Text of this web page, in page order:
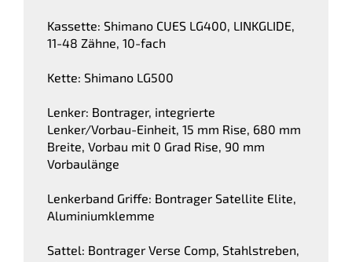
Kassette: Shimano CUES LG400, LINKGLIDE,
11-48 Zähne, 10-fach
Kette: Shimano LG500
Lenker: Bontrager, integrierte
Lenker/Vorbau-Einheit, 15 mm Rise, 680 mm
Breite, Vorbau mit 0 Grad Rise, 90 mm
Vorbaulänge
Lenkerband Griffe: Bontrager Satellite Elite,
Aluminiumklemme
Sattel: Bontrager Verse Comp, Stahlstreben,